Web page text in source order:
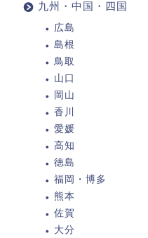
九州・中国・四国
広島
島根
鳥取
山口
岡山
香川
愛媛
高知
徳島
福岡・博多
熊本
佐賀
大分